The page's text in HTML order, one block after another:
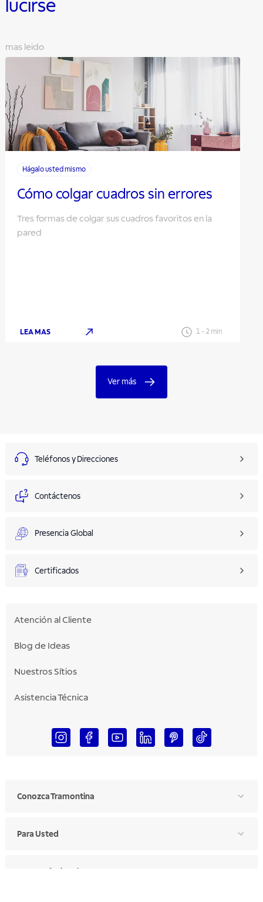
lucirse
mas leido
Hágalo usted mismo
Cómo colgar cuadros sin errores
Tres formas de colgar sus cuadros favoritos en la
pared
LEA MAS 1- 2 min
Ver más
Teléfonos y Direcciones
Contáctenos
Presencia Global
Certificados
Atención al Cliente
Blog de Ideas
Nuestros Sítios
Asistencia Técnica
Conozca Tramontina
Para Usted
Para Profesionales